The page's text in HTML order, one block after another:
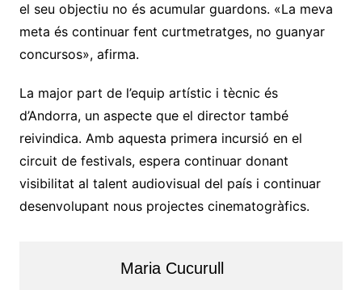
el seu objectiu no és acumular guardons. «La meva
meta és continuar fent curtmetratges, no guanyar
concursos», afirma.
La major part de l’equip artístic i tècnic és
d’Andorra, un aspecte que el director també
reivindica. Amb aquesta primera incursió en el
circuit de festivals, espera continuar donant
visibilitat al talent audiovisual del país i continuar
desenvolupant nous projectes cinematogràfics.
Maria Cucurull